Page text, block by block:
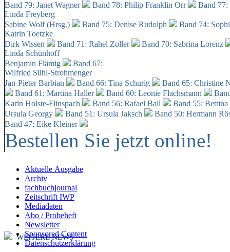
Band 79: Janet Wagner Band 78: Philip Franklin Orr
Band
Linda Freyberg
Sabine Wolf (Hrsg.)
Band 75: Denise Rudolph
Band 74:
Katrin Toetzke
Dirk Wissen
Band 71: Rahel Zoller
Band 70: Sabrina Lorenz
Linda Schünhoff
Benjamin Flämig
Band 67:
Wilfried Sühl-Strohmenger
Jan-Pieter Barbian
Band 66: Tina Schurig
Band 65: Christine
Band 61: Martina Haller
Band 60: Leonie Flachsmann
Karin Holste-Flinspach
Band 56: Rafael Ball
Band 55:
Ursula Georgy
Band 51: Ursula Jaksch Band 50: Hermann
Band 47: Eike Kleiner
Bestellen Sie jetzt online!
Aktuelle Ausgabe
Archiv
fachbuchjournal
Zeitschrift IWP
Mediadaten
Abo / Probeheft
Newsletter
Sponsored Content
Datenschutzerklärung
WEITERE NEWS